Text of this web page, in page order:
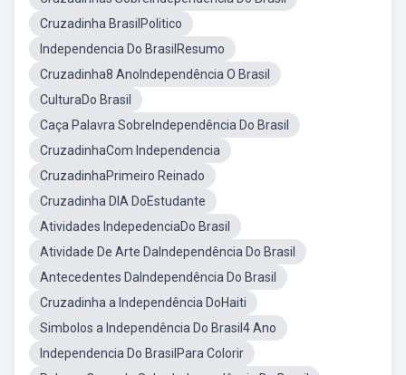
Cruzadinha BrasilPolitico
Independencia Do BrasilResumo
Cruzadinha8 AnoIndependência O Brasil
CulturaDo Brasil
Caça Palavra SobreIndependência Do Brasil
CruzadinhaCom Independencia
CruzadinhaPrimeiro Reinado
Cruzadinha DIA DoEstudante
Atividades IndepedenciaDo Brasil
Atividade De Arte DaIndependência Do Brasil
Antecedentes DaIndependência Do Brasil
Cruzadinha a Independência DoHaiti
Simbolos a Independência Do Brasil4 Ano
Independencia Do BrasilPara Colorir